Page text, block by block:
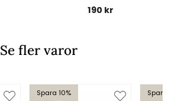
190 kr
Se fler varor
Spara 10% Spara